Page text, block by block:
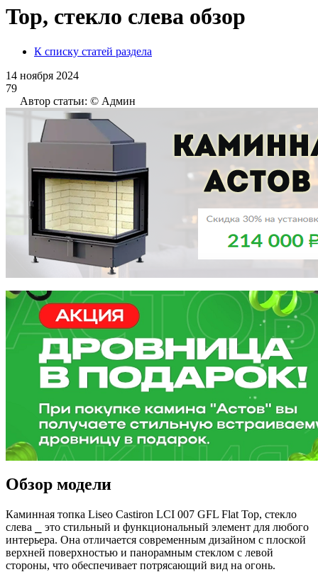
Top, стекло слева обзор
К списку статей раздела
14 ноября 2024
79
Автор статьи: © Админ
Обзор модели
Каминная топка Liseo Castiron LCI 007 GFL Flat Top, стекло
слева ⎯ это стильный и функциональный элемент для любого
интерьера. Она отличается современным дизайном с плоской
верхней поверхностью и панорамным стеклом с левой
стороны, что обеспечивает потрясающий вид на огонь.